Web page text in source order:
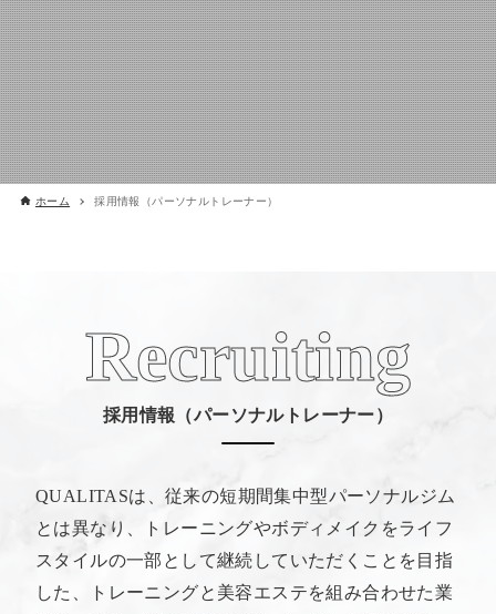
ホーム 採用情報（パーソナルトレーナー）
Recruiting
採用情報（パーソナルトレーナー）
QUALITASは、従来の短期間集中型パーソナルジム
とは異なり、トレーニングやボディメイクをライフ
スタイルの一部として継続していただくことを目指
した、トレーニングと美容エステを組み合わせた業